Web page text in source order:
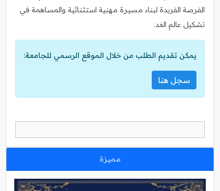
الفرصة الفريدة لبناء مسيرة مهنية استثنائية والمساهمة في
تشكيل عالم الغد.
يمكن تقديم الطلب من خلال الموقع الرسمي للجامعة:
سجل هنا
مميزة